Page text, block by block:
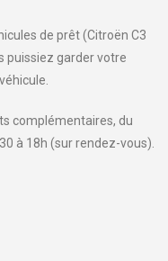
de prêt (Citroën C3
puissiez garder votre
complémentaires, du
à 18h (sur rendez-vous).